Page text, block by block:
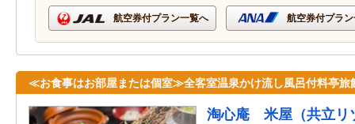
航空券付プラン一覧へ 航空券付プラ
≪お食事はお部屋または個室≫全客室温泉かけ流し風呂付料亭旅
淘心庵 米屋（共立リ